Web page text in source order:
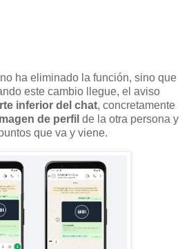
ha eliminado la función, sino que
este cambio llegue, el aviso
inferior del chat, concretamente
de perfil de la otra persona y
que va y viene.